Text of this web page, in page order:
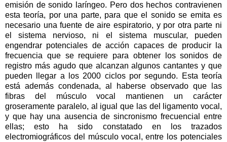
emisión de sonido laríngeo. Pero dos hechos contravienen
esta teoría, por una parte, para que el sonido se emita es
necesario una fuente de aire espiratorio, y por otra parte ni
el sistema nervioso, ni el sistema muscular, pueden
engendrar potenciales de acción capaces de producir la
frecuencia que se requiere para obtener los sonidos de
registro más agudo que alcanzan algunos cantantes y que
pueden llegar a los 2000 ciclos por segundo. Esta teoría
está además condenada, al haberse observado que las
fibras del músculo vocal mantienen un carácter
groseramente paralelo, al igual que las del ligamento vocal,
y que hay una ausencia de sincronismo frecuencial entre
ellas; esto ha sido constatado en los trazados
electromiográficos del músculo vocal, entre los potenciales